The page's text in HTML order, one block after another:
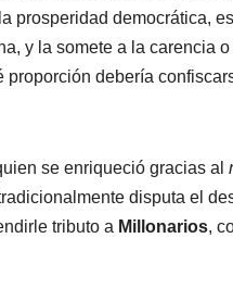
prosperidad democrática,
y la somete a la carencia
proporción debería
se enriqueció gracias al
disputa el
tributo a Millonarios,